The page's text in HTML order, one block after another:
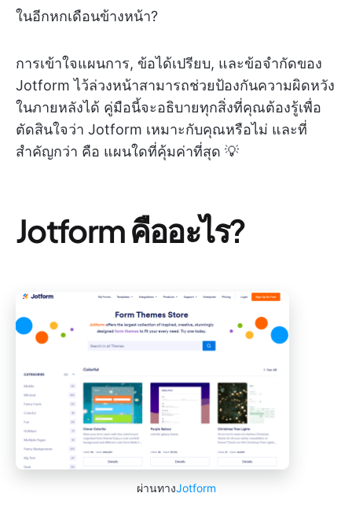
ในอีกหกเดือนข้างหน้า?
การเข้าใจแผนการ, ข้อได้เปรียบ, และข้อจำกัดของ
Jotform ไว้ล่วงหน้าสามารถช่วยป้องกันความผิดหวัง
ในภายหลังได้ คู่มือนี้จะอธิบายทุกสิ่งที่คุณต้องรู้เพื่อ
ตัดสินใจว่า Jotform เหมาะกับคุณหรือไม่ และที่
สำคัญกว่า คือ แผนใดที่คุ้มค่าที่สุด 💡
Jotform คืออะไร?
ผ่านทางJotform